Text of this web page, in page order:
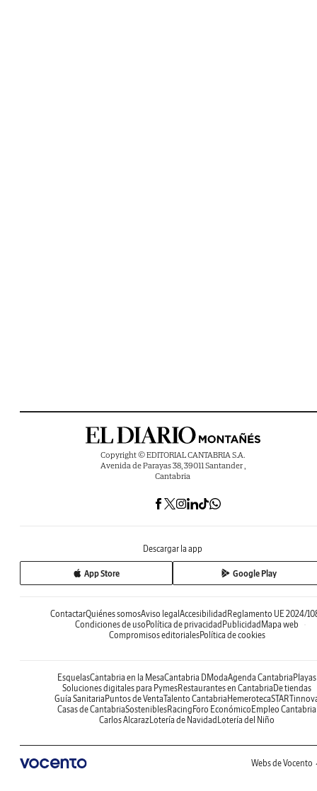
Copyright © EDITORIAL CANTABRIA S.A.
Avenida de Parayas 38, 39011 Santander ,
Cantabria
Descargar la app
App Store Google Play
ContactarQuiénes somosAviso legal Accesibilidad Reglamento UE 2024/
Condiciones de uso Política de privacidad Publicidad Mapa web
Compromisos editorialesPolítica de cookies
EsquelasCantabria en la MesaCantabria DModaAgenda Cantabria Playas
Soluciones digitales para PymesRestaurantes en Cantabria De tiendas
Guía Sanitaria Puntos de VentaTalento Cantabria Hemeroteca
Casas de CantabriaSosteniblesRacing Foro Económico Empleo Cantabria
Carlos AlcarazLotería de Navidad Lotería del Niño
Webs de Vocento